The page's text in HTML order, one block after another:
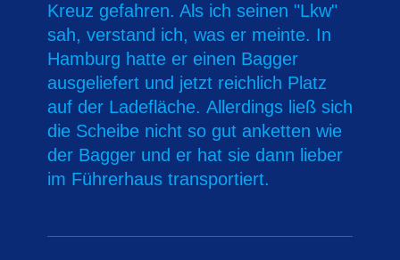
Kreuz gefahren. Als ich seinen "Lkw"
sah, verstand ich, was er meinte. In
Hamburg hatte er einen Bagger
ausgeliefert und jetzt reichlich Platz
auf der Ladefläche. Allerdings ließ sich
die Scheibe nicht so gut anketten wie
der Bagger und er hat sie dann lieber
im Führerhaus transportiert.